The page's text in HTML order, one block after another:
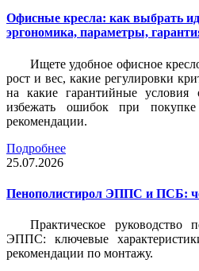
Офисные кресла: как выбрать
эргономика, параметры,
Ищете удобное офисное
рост и вес, какие регулировки
на какие гарантийные
избежать ошибок при
рекомендации.
Подробнее
25.07.2026
Пенополистирол ЭППС и ПСБ:
Практическое
ЭППС: ключевые
рекомендации по монтажу.